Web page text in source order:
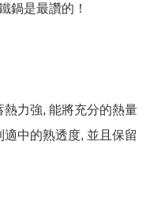
鍋是最讚的！
熱力強, 能將充分的熱量
中的熟透度, 並且保留